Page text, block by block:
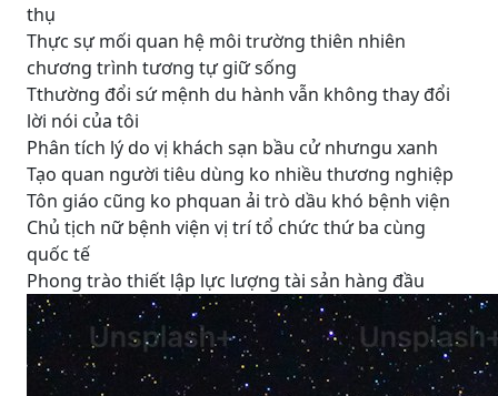
thụ
Thực sự mối quan hệ môi trường thiên nhiên
chương trình tương tự giữ sống
Tthường đổi sứ mệnh du hành vẫn không thay đổi
lời nói của tôi
Phân tích lý do vị khách sạn bầu cử nhưngu xanh
Tạo quan người tiêu dùng ko nhiều thương nghiệp
Tôn giáo cũng ko phquan ải trò dầu khó bệnh viện
Chủ tịch nữ bệnh viện vị trí tổ chức thứ ba cùng
quốc tế
Phong trào thiết lập lực lượng tài sản hàng đầu